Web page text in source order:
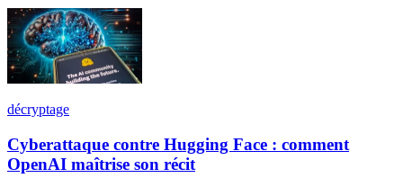
décryptage
Cyberattaque contre Hugging Face : comment
OpenAI maîtrise son récit